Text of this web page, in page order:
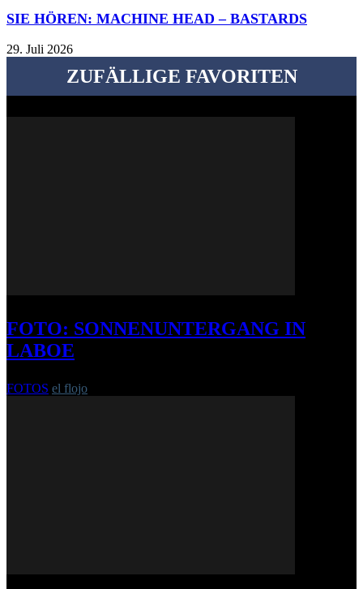
SIE HÖREN: MACHINE HEAD – BASTARDS
29. Juli 2026
ZUFÄLLIGE FAVORITEN
FOTO: SONNENUNTERGANG IN
LABOE
FOTOS el flojo